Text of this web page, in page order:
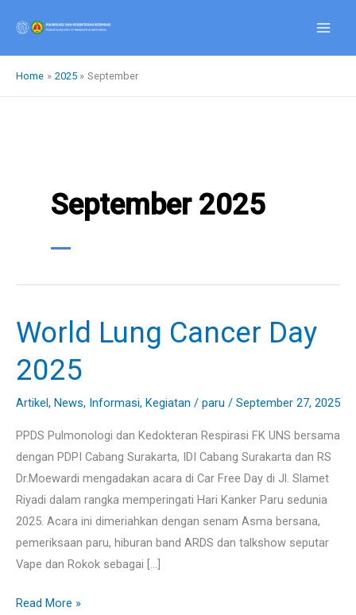
content
Home 2025 September
September 2025
World Lung Cancer Day
2025
Artikel, News, Informasi, Kegiatan / paru / September 27, 2025
PPDS Pulmonologi dan Kedokteran Respirasi FK UNS bersama
dengan PDPI Cabang Surakarta, IDI Cabang Surakarta dan RS
Dr.Moewardi mengadakan acara di Car Free Day di Jl. Slamet
Riyadi dalam rangka memperingati Hari Kanker Paru sedunia
2025. Acara ini dimeriahkan dengan senam Asma bersana,
pemeriksaan paru, hiburan band ARDS dan talkshow seputar
Vape dan Rokok sebagai […]
World
Lung
Cancer
2025
Read More »